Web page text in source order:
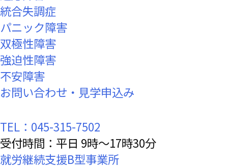
統合失調症
パニック障害
双極性障害
強迫性障害
不安障害
お問い合わせ・見学申込み
TEL：045-315-7502
受付時間：平日 9時～17時30分
就労継続支援B型事業所